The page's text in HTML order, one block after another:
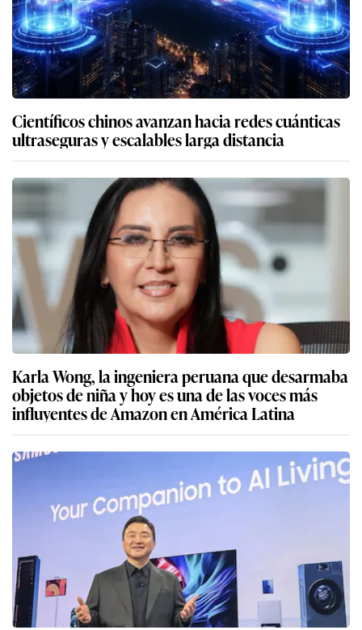
Científicos chinos avanzan hacia redes cuánticas
ultraseguras y escalables larga distancia
Karla Wong, la ingeniera peruana que desarmaba
objetos de niña y hoy es una de las voces más
influyentes de Amazon en América Latina